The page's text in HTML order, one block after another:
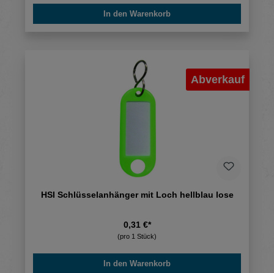
In den Warenkorb
Abverkauf
HSI Schlüsselanhänger mit Loch hellblau lose
0,31 €*
(pro 1 Stück)
In den Warenkorb